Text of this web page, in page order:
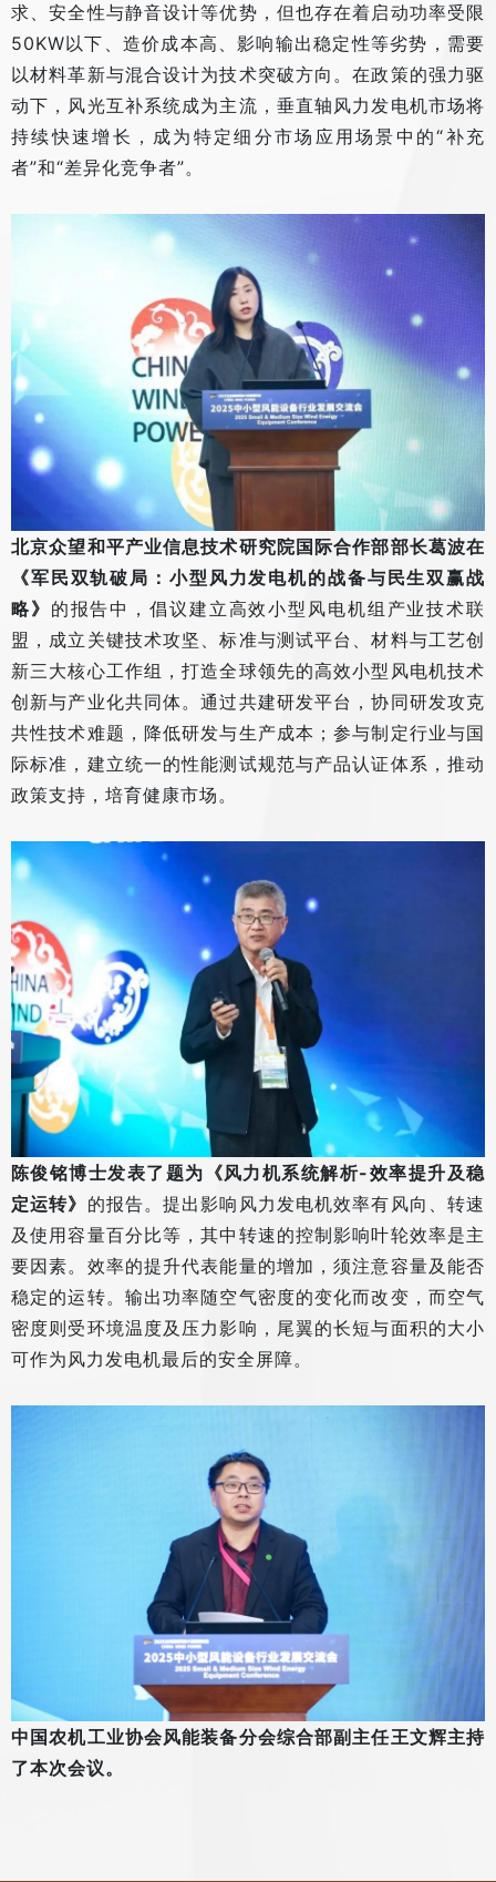
求、安全性与静音设计等优势，但也存在着启动功率受限
50KW以下、造价成本高、影响输出稳定性等劣势，需要
以材料革新与混合设计为技术突破方向。在政策的强力驱
动下，风光互补系统成为主流，垂直轴风力发电机市场将
持续快速增长，成为特定细分市场应用场景中的“补充
者”和“差异化竞争者”。
北京众望和平产业信息技术研究院国际合作部部长葛波在
《军民双轨破局：小型风力发电机的战备与民生双赢战
略》 的报告中，倡议建立高效小型风电机组产业技术联
盟，成立关键技术攻坚、标准与测试平台、材料与工艺创
新三大核心工作组，打造全球领先的高效小型风电机技术
创新与产业化共同体。通过共建研发平台，协同研发攻克
共性技术难题，降低研发与生产成本；参与制定行业与国
际标准，建立统一的性能测试规范与产品认证体系，推动
政策支持，培育健康市场。
陈俊铭博士发表了题为《风力机系统解析-效率提升及稳
定运转》 的报告。提出影响风力发电机效率有风向、转速
及使用容量百分比等，其中转速的控制影响叶轮效率是主
要因素。效率的提升代表能量的增加，须注意容量及能否
稳定的运转。输出功率随空气密度的变化而改变，而空气
密度则受环境温度及压力影响，尾翼的长短与面积的大小
可作为风力发电机最后的安全屏障。
中国农机工业协会风能装备分会综合部副主任王文辉主持
了本次会议。